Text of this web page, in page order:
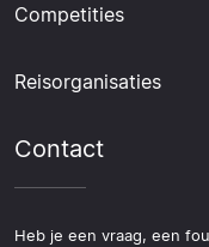
Competities
Reisorganisaties
Contact
Heb je een vraag, een